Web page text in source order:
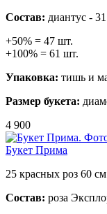
Состав: диантус -
+50% = 47 шт.
+100% = 61 шт.
Упаковка: тишь и
Размер букета:
4 900
Букет Прима
25 красных роз 60
Состав: роза